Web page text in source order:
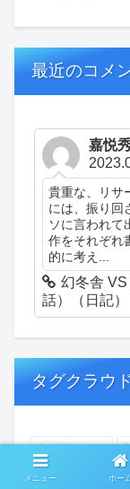
最近のコメ
嘉悦
貴重な、リサ
には、振り回
ソに言われて
作をそれぞれ
的に考え...
幻冬舎
話）（日記）
タグクラウ
創作
ちょっと頭冷や
メニュー ホー